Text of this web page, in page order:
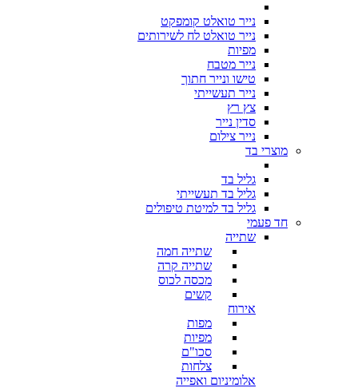
נייר טואלט קומפקט
נייר טואלט לח לשירותים
מפיות
נייר מטבח
טישו ונייר חתוך
נייר תעשייתי
צץ רץ
סדין נייר
נייר צילום
מוצרי בד
גליל בד
גליל בד תעשייתי
גליל בד למיטת טיפולים
חד פעמי
שתייה
שתייה חמה
שתייה קרה
מכסה לכוס
קשים
אירוח
מפות
מפיות
סכו"ם
צלחות
אלומיניום ואפייה